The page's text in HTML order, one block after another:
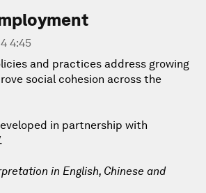
4:45
and practices address growing
social cohesion across the
in partnership with
in English, Chinese and